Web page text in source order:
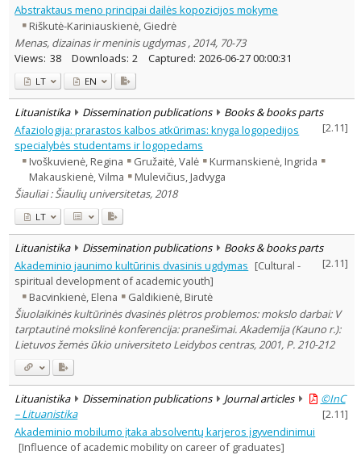
Abstraktaus meno principai dailės kopozicijos mokyme
Riškutė-Kariniauskienė, Giedrė
Menas, dizainas ir meninis ugdymas , 2014, 70-73
Views: 38 Downloads: 2 Captured: 2026-06-27 00:00:31
LT EN
Lituanistika Dissemination publications
Books & books parts
[2.11]
Afaziologija: prarastos kalbos atkūrimas: knyga logopedijos
specialybės studentams ir logopedams
Ivoškuvienė, Regina
Gružaitė, Valė
Kurmanskienė, Ingrida
Makauskienė, Vilma
Mulevičius, Jadvyga
Šiauliai : Šiaulių universitetas, 2018
LT
Lituanistika Dissemination publications
Books & books parts
[2.11]
Akademinio jaunimo kultūrinis dvasinis ugdymas [Cultural -
spiritual development of academic youth]
Bacvinkienė, Elena
Galdikienė, Birutė
Šiuolaikinės kultūrinės dvasinės plėtros problemos: mokslo darbai: V
tarptautinė mokslinė konferencija: pranešimai. Akademija (Kauno r.):
Lietuvos žemės ūkio universiteto Leidybos centras, 2001, P. 210-212
Lituanistika Dissemination publications Journal articles
©InC
– Lituanistika
[2.11]
Akademinio mobilumo įtaka absolventų karjeros įgyvendinimui
[Influence of academic mobility on career of graduates]